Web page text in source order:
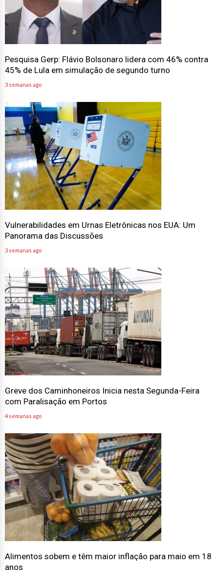
Pesquisa Gerp: Flávio Bolsonaro lidera com 46% contra
45% de Lula em simulação de segundo turno
3 semanas ago
Vulnerabilidades em Urnas Eletrônicas nos EUA: Um
Panorama das Discussões
3 semanas ago
Greve dos Caminhoneiros Inicia nesta Segunda-Feira
com Paralisação em Portos
4 semanas ago
Alimentos sobem e têm maior inflação para maio em 18
anos